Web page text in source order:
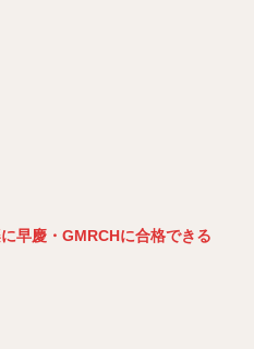
早慶・GMRCHに合格できる